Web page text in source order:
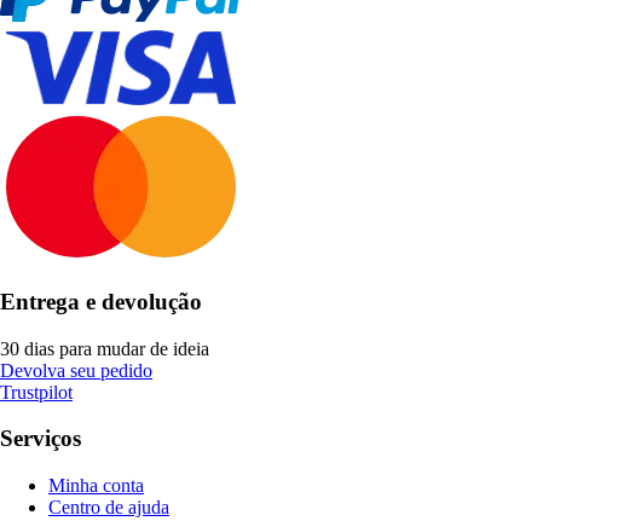
Entrega e devolução
30 dias para mudar de ideia
Devolva seu pedido
Trustpilot
Serviços
Minha conta
Centro de ajuda